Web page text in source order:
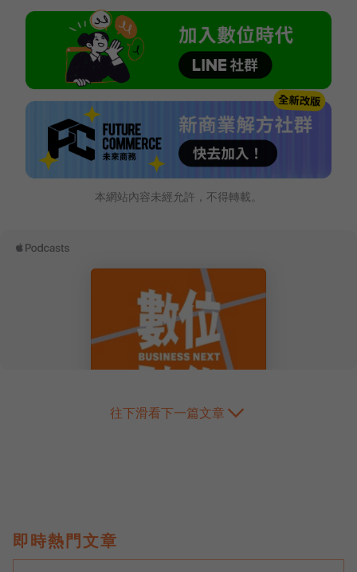
本網站內容未經允許，不得轉載。
往下滑看下一篇文章
即時熱門文章